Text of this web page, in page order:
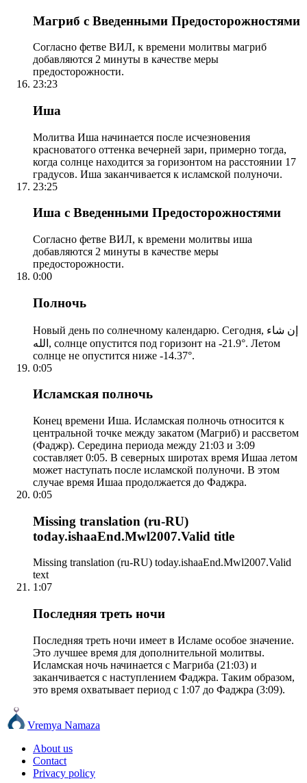
Магриб с Введенными Предосторожностями
Согласно фетве ВИЛ, к времени молитвы магриб
добавляются 2 минуты в качестве меры
предосторожности.
23:23
Иша
Молитва Иша начинается после исчезновения
красноватого оттенка вечерней зари, примерно тогда,
когда солнце находится за горизонтом на расстоянии 17
градусов. Иша заканчивается к исламской полуночи.
23:25
Иша с Введенными Предосторожностями
Согласно фетве ВИЛ, к времени молитвы иша
добавляются 2 минуты в качестве меры
предосторожности.
0:00
Полночь
Новый день по солнечному календарю. Сегодня, إن شاء
الله, солнце опустится под горизонт на -21.9°. Летом
солнце не опустится ниже -14.37°.
0:05
Исламская полночь
Конец времени Иша. Исламская полночь относится к
центральной точке между закатом (Магриб) и рассветом
(Фаджр). Середина периода между 21:03 и 3:09
составляет 0:05. В северных широтах время Ишаа летом
может наступать после исламской полуночи. В этом
случае время Ишаа продолжается до Фаджра.
0:05
Missing translation (ru-RU)
today.ishaaEnd.Mwl2007.Valid title
Missing translation (ru-RU) today.ishaaEnd.Mwl2007.Valid
text
1:07
Последняя треть ночи
Последняя треть ночи имеет в Исламе особое значение.
Это лучшее время для дополнительной молитвы.
Исламская ночь начинается с Магриба (21:03) и
заканчивается с наступлением Фаджра. Таким образом,
это время охватывает период с 1:07 до Фаджра (3:09).
Vremya Namaza
About us
Contact
Privacy policy